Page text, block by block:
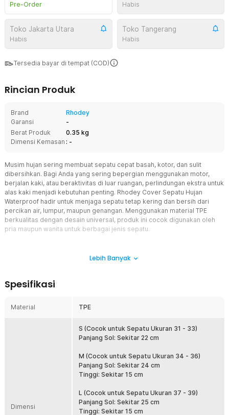
Pre-Order Habis
Toko Jakarta Utara
Habis
Toko Tangerang
Habis
Tersedia bayar di tempat (COD)
Rincian Produk
Brand
Rhodey
Garansi
-
Berat Produk
0.35 kg
Dimensi Kemasan : -
Musim hujan sering membuat sepatu cepat basah, kotor, dan sulit
dibersihkan. Bagi Anda yang sering bepergian menggunakan motor,
berjalan kaki, atau beraktivitas di luar ruangan, perlindungan ekstra untuk
alas kaki menjadi kebutuhan penting. Rhodey Cover Sepatu Hujan
Waterproof hadir untuk menjaga sepatu tetap kering dan bersih dari
percikan air, lumpur, maupun genangan. Menggunakan material TPE
berkualitas dengan desain universal, produk ini cocok digunakan oleh
pria maupun wanita untuk berbagai jenis sepatu.
dapat digunakan pada berbagai model alas kaki seperti sneaker,
mengikuti kontur sepatu sehingga tetap nyaman saat digunakan.
Material TPE Premium yang Fleksibel
lebih elastis, tebal, dan tahan lama. Material ini memiliki kemampuan
waterproof yang efektif untuk menghalangi masuknya air hujan ke
permukaan sepatu. Karakter fleksibelnya juga membuat cover
Anti Slip untuk Keamanan Maksimal
Lebih Banyak
Spesifikasi
Material TPE
Dimensi
S (Cocok untuk Sepatu Ukuran 31 - 33)
Panjang Sol: Sekitar 22 cm
M (Cocok untuk Sepatu Ukuran 34 - 36)
Panjang Sol: Sekitar 24 cm
Tinggi: Sekitar 15 cm
L (Cocok untuk Sepatu Ukuran 37 - 39)
Panjang Sol: Sekitar 25 cm
Tinggi: Sekitar 15 cm